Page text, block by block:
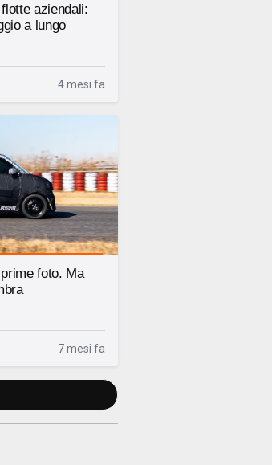
aziendali:
a lungo
4 mesi fa
foto. Ma
7 mesi fa